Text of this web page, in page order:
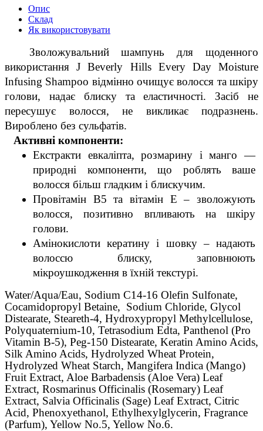
Опис
Склад
Як використовувати
Зволожувальний шампунь для щоденного
використання J Beverly Hills Every Day Moisture
Infusing Shampoo відмінно очищує волосся та шкіру
голови, надає блиску та еластичності. Засіб не
пересушує волосся, не викликає подразнень.
Вироблено без сульфатів.
Активні компоненти:
Екстракти евкаліпта, розмарину і манго —
природні компоненти, що роблять ваше
волосся більш гладким і блискучим.
Провітамін В5 та вітамін Е – зволожують
волосся, позитивно впливають на шкіру
голови.
Амінокислоти кератину і шовку – надають
волоссю блиску, заповнюють
мікроушкодження в їхній текстурі.
Water/Aqua/Eau, Sodium C14-16 Olefin Sulfonate,
Cocamidopropyl Betaine, Sodium Chloride, Glycol
Distearate, Steareth-4, Hydroxypropyl Methylcellulose,
Polyquaternium-10, Tetrasodium Edta, Panthenol (Pro
Vitamin B-5), Peg-150 Distearate, Keratin Amino Acids,
Silk Amino Acids, Hydrolyzed Wheat Protein,
Hydrolyzed Wheat Starch, Mangifera Indica (Mango)
Fruit Extract, Aloe Barbadensis (Aloe Vera) Leaf
Extract, Rosmarinus Officinalis (Rosemary) Leaf
Extract, Salvia Officinalis (Sage) Leaf Extract, Citric
Acid, Phenoxyethanol, Ethylhexylglycerin, Fragrance
(Parfum), Yellow No.5, Yellow No.6.